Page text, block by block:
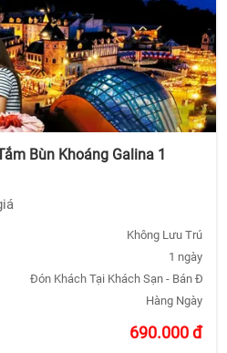
Bùn Khoáng Galina 1
Không Lưu Trú
1 ngày
Đón Khách Tại Khách Sạn - Bán Đảo
Hàng Ngày
690.000đ